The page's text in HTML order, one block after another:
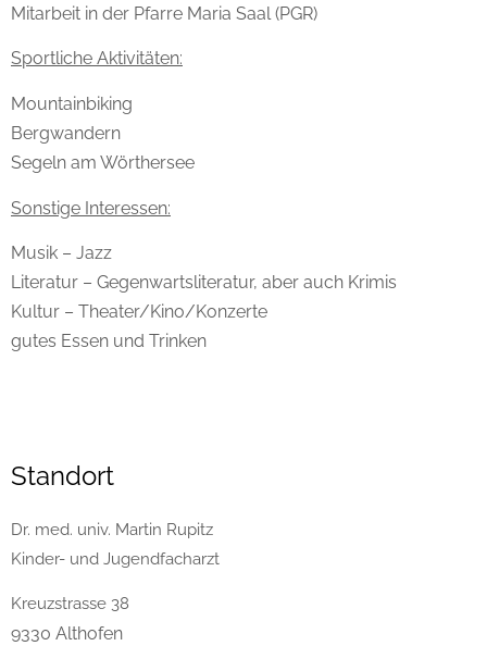
Mitarbeit in der Pfarre Maria Saal (PGR)
Sportliche Aktivitäten:
Mountainbiking
Bergwandern
Segeln am Wörthersee
Sonstige Interessen:
Musik – Jazz
Literatur – Gegenwartsliteratur, aber auch Krimis
Kultur – Theater/Kino/Konzerte
gutes Essen und Trinken
Standort
Dr. med. univ. Martin Rupitz
Kinder- und Jugendfacharzt
Kreuzstrasse 38
9330 Althofen